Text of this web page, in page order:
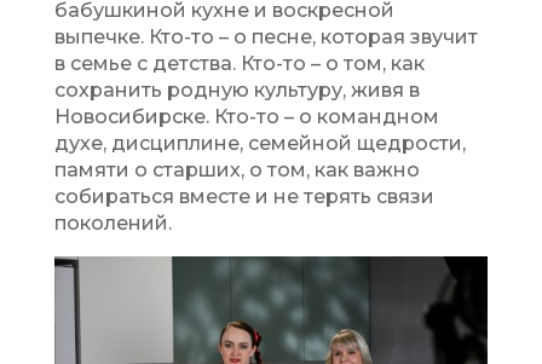
бабушкиной кухне и воскресной
выпечке. Кто-то – о песне, которая звучит
в семье с детства. Кто-то – о том, как
сохранить родную культуру, живя в
Новосибирске. Кто-то – о командном
духе, дисциплине, семейной щедрости,
памяти о старших, о том, как важно
собираться вместе и не терять связи
поколений.